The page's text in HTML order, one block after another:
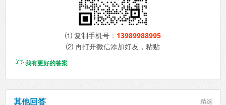
⑴ 复制手机号： 13989988995
⑵ 再打开微信添加好友，粘贴
我有更好的答案
其他回答 精选